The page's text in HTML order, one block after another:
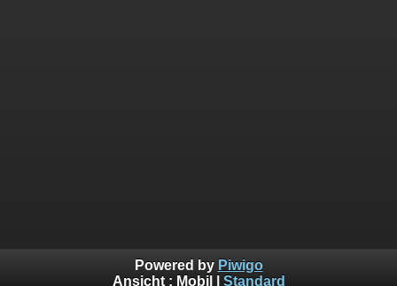
Powered by Piwigo
Ansicht : Mobil Standard